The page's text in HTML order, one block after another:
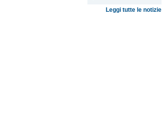
Leggi tutte le notizie